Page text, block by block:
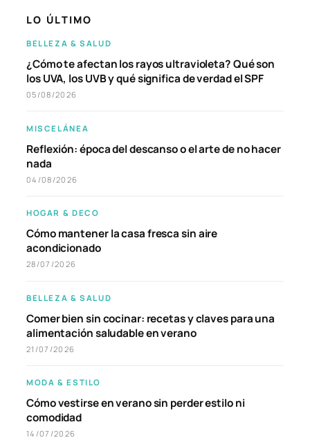
LO ÚLTIMO
BELLEZA & SALUD
¿Cómo te afectan los rayos ultravioleta? Qué son
los UVA, los UVB y qué significa de verdad el SPF
05/08/2026
MISCELÁNEA
Reflexión: época del descanso o el arte de no hacer
nada
04/08/2026
HOGAR & DECO
Cómo mantener la casa fresca sin aire
acondicionado
28/07/2026
BELLEZA & SALUD
Comer bien sin cocinar: recetas y claves para una
alimentación saludable en verano
21/07/2026
MODA & ESTILO
Cómo vestirse en verano sin perder estilo ni
comodidad
14/07/2026